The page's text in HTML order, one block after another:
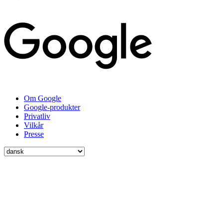
Om Google
Google-produkter
Privatliv
Vilkår
Presse